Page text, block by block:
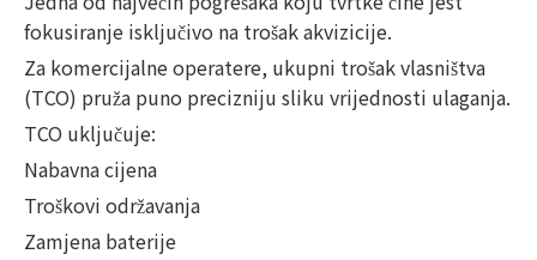
fokusiranje isključivo na trošak akvizicije.
Za komercijalne operatere, ukupni trošak vlasništva
(TCO) pruža puno precizniju sliku vrijednosti ulaganja.
TCO uključuje:
Nabavna cijena
Troškovi održavanja
Zamjena baterije